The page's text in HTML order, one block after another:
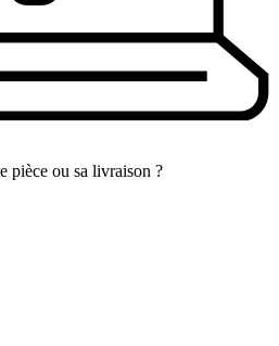
pièce ou sa livraison ?